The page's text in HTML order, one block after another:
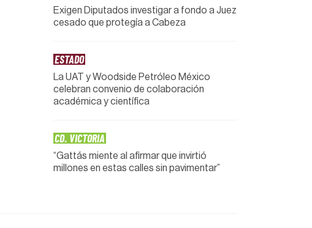
Exigen Diputados investigar a fondo a Juez
cesado que protegía a Cabeza
ESTADO
La UAT y Woodside Petróleo México
celebran convenio de colaboración
académica y científica
CD. VICTORIA
“Gattás miente al afirmar que invirtió
millones en estas calles sin pavimentar”